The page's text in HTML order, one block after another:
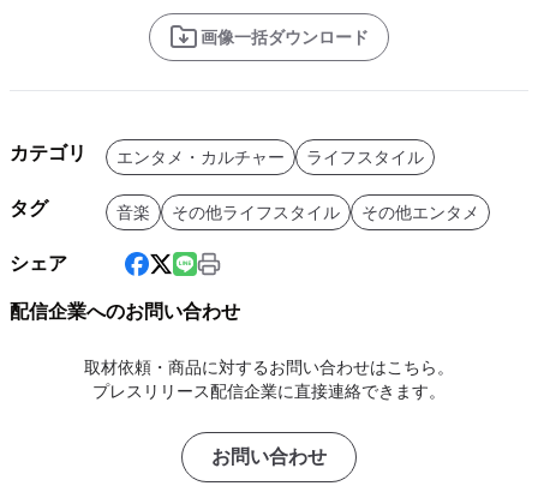
画像一括ダウンロード
カテゴリ エンタメ・カルチャー ライフスタイル
タグ 音楽 その他ライフスタイル その他エンタメ
シェア
配信企業へのお問い合わせ
取材依頼・商品に対するお問い合わせはこちら。
プレスリリース配信企業に直接連絡できます。
お問い合わせ